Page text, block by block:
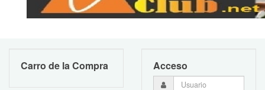
Carro de la Compra Acceso